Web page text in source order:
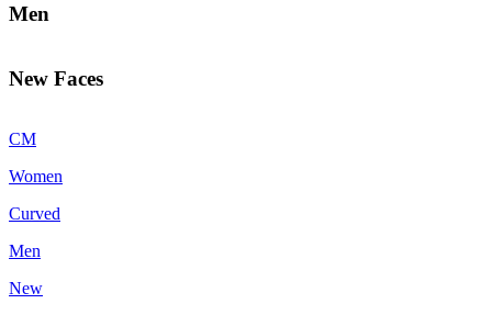
Men
New Faces
CM
Women
Curved
Men
New